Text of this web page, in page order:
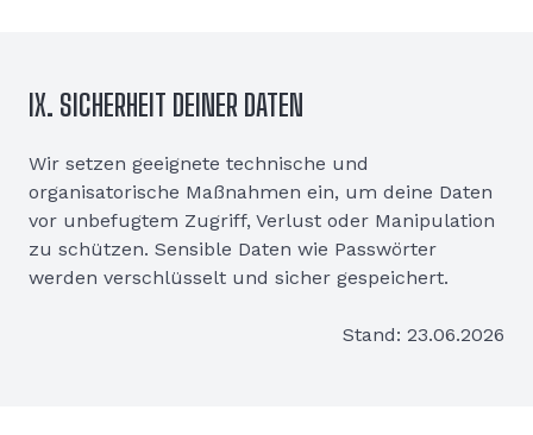
IX. SICHERHEIT DEINER DATEN
Wir setzen geeignete technische und
organisatorische Maßnahmen ein, um deine Daten
vor unbefugtem Zugriff, Verlust oder Manipulation
zu schützen. Sensible Daten wie Passwörter
werden verschlüsselt und sicher gespeichert.
Stand: 23.06.2026